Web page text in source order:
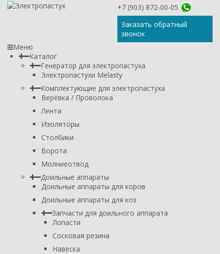
+7 (903) 872-00-05
Заказать обратный
звонок
Меню
Каталог
Генератор для электропастуха
Электропастухи Melasty
Комплектующие для электропастуха
Верёвка / Проволока
Лента
Изоляторы
Столбики
Ворота
Молниеотвод
Доильные аппараты
Доильные аппараты для коров
Доильные аппараты для коз
Запчасти для доильного аппарата
Лопасти
Сосковая резина
Навеска